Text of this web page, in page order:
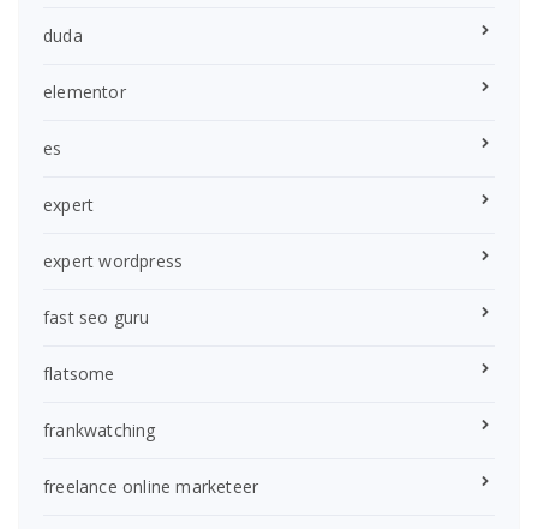
duda
elementor
es
expert
expert wordpress
fast seo guru
flatsome
frankwatching
freelance online marketeer